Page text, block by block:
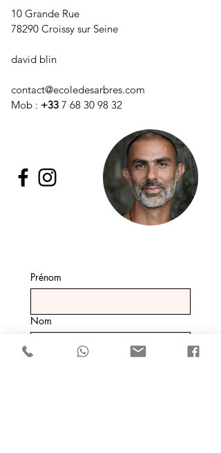
10 Grande Rue
78290 Croissy sur Seine
david blin
contact@ecoledesarbres.com
Mob : +33 7 68 30 98 32
Prénom
Nom